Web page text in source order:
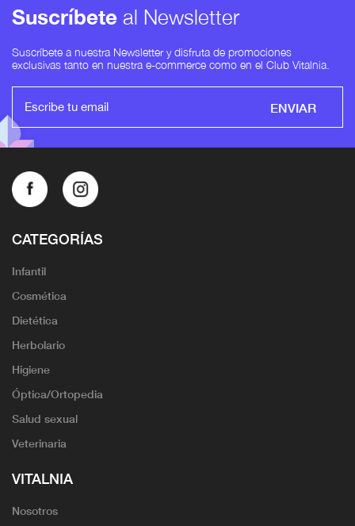
Suscríbete al Newsletter
Suscríbete a nuestra Newsletter y disfruta de promociones
exclusivas tanto en nuestra e-commerce como en el Club Vitalnia.
ENVIAR
CATEGORÍAS
Infantil
Cosmética
Dietética
Herbolario
Higiene
Óptica/Ortopedia
Salud sexual
Veterinaria
VITALNIA
Nosotros